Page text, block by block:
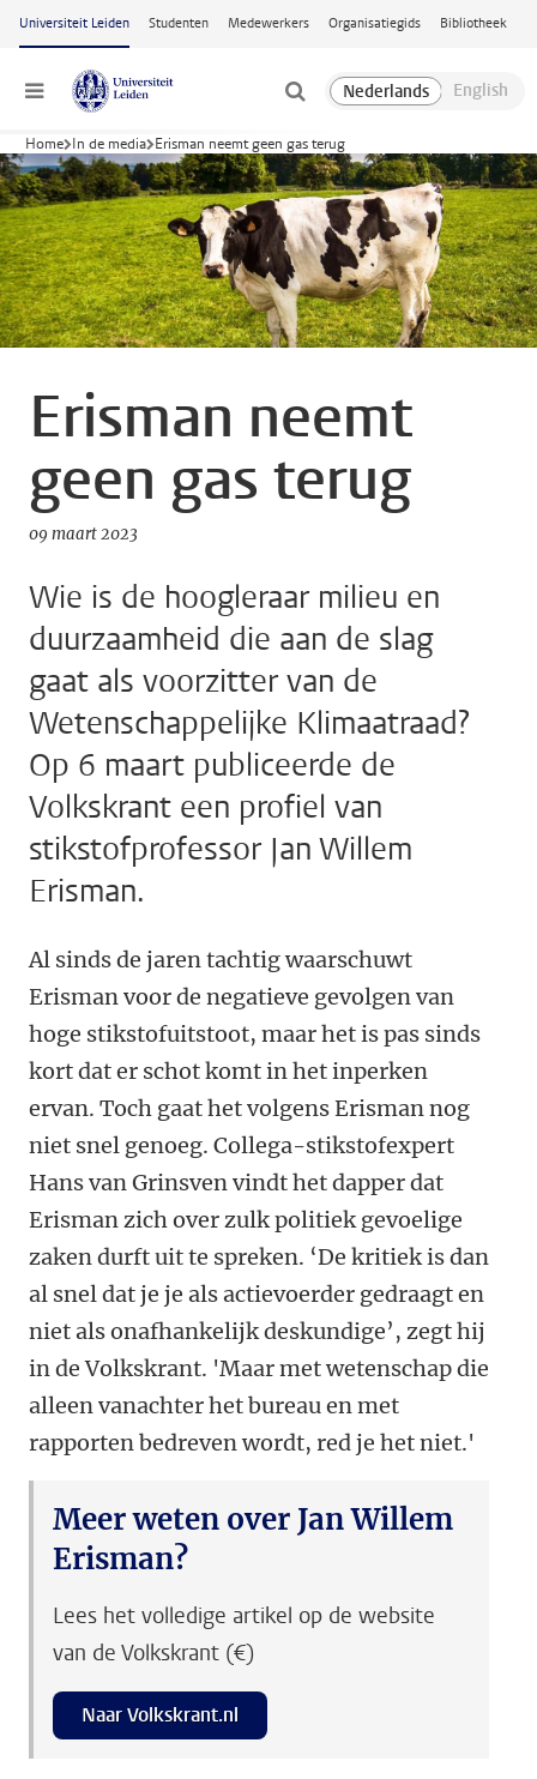
Ga naar hoofdinhoud
Universiteit Leiden Studenten Medewerkers Organisatiegids Bibliotheek
Menu
Home In de media Erisman neemt geen gas terug
Erisman neemt
geen gas terug
09 maart 2023
Wie is de hoogleraar milieu en
duurzaamheid die aan de slag
gaat als voorzitter van de
Wetenschappelijke Klimaatraad?
Op 6 maart publiceerde de
Volkskrant een profiel van
stikstofprofessor Jan Willem
Erisman.
Al sinds de jaren tachtig waarschuwt
Erisman voor de negatieve gevolgen van
hoge stikstofuitstoot, maar het is pas sinds
kort dat er schot komt in het inperken
ervan. Toch gaat het volgens Erisman nog
niet snel genoeg. Collega-stikstofexpert
Hans van Grinsven vindt het dapper dat
Erisman zich over zulk politiek gevoelige
zaken durft uit te spreken. ‘De kritiek is dan
al snel dat je je als actievoerder gedraagt en
niet als onafhankelijk deskundige’, zegt hij
in de Volkskrant. 'Maar met wetenschap die
alleen vanachter het bureau en met
rapporten bedreven wordt, red je het niet.'
Meer weten over Jan Willem
Erisman?
Lees het volledige artikel op de website
van de Volkskrant (€)
Naar Volkskrant.nl